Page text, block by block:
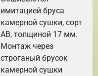
имитацией бруса
камерной сушки, сорт
АВ, толщиной 17 мм.
Монтаж через
строганый брусок
камерной сушки